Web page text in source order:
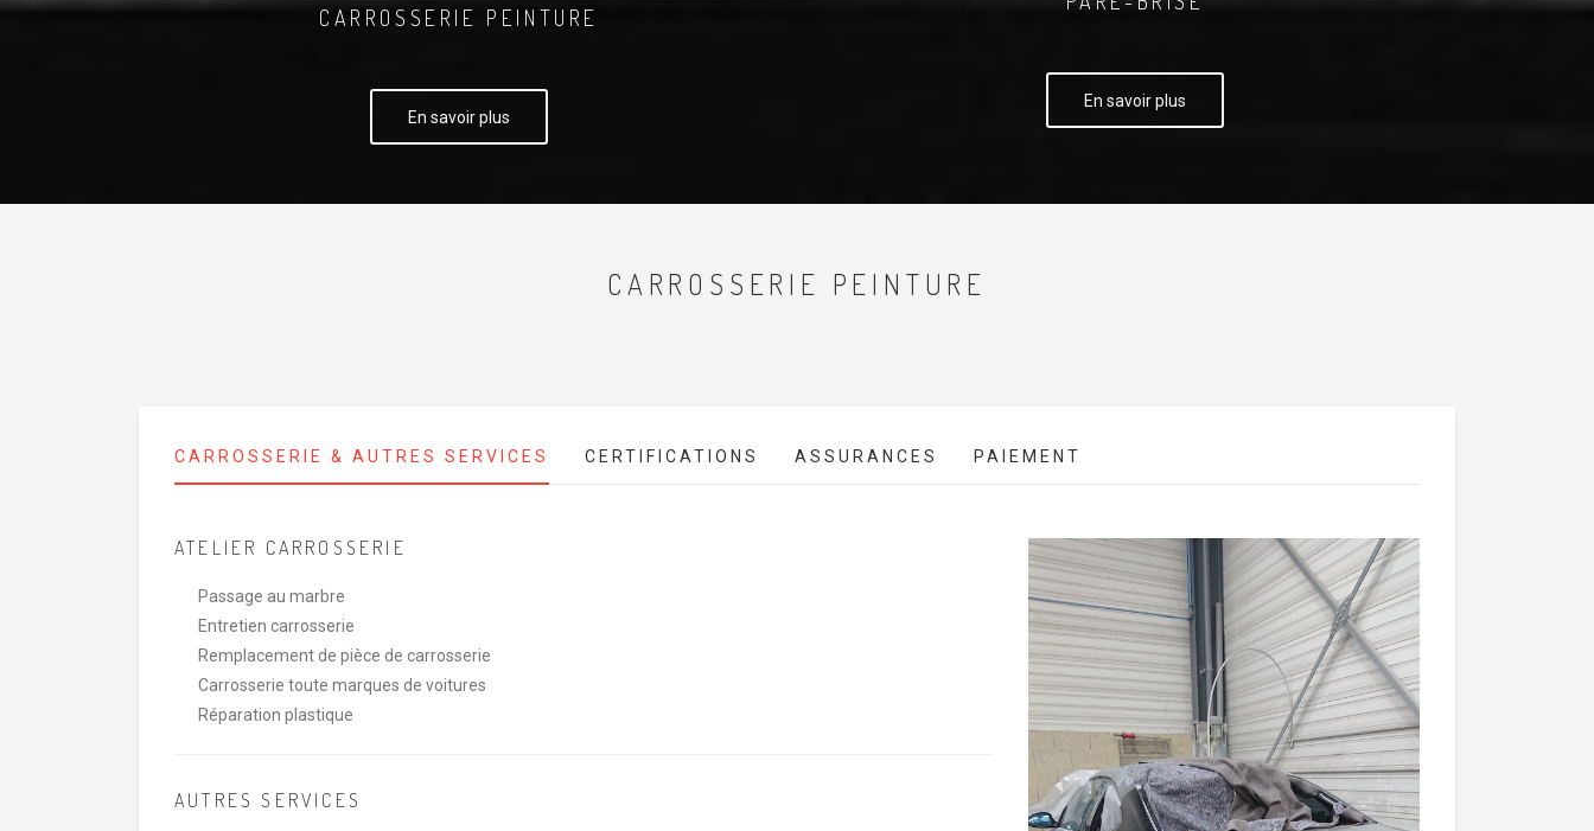
CARROSSERIE PEINTURE
En savoir plus
En savoir plus
CARROSSERIE PEINTURE
CARROSSERIE & AUTRES SERVICES CERTIFICATIONS ASSURANCES PAIEMENT
ATELIER CARROSSERIE
Passage au marbre
Entretien carrosserie
Remplacement de pièce de carrosserie
Carrosserie toute marques de voitures
Réparation plastique
AUTRES SERVICES